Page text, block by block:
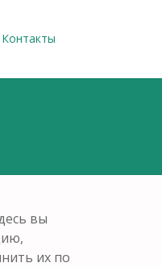
Контакты
вы
их по